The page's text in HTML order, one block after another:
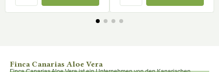
Finca Canarias Aloe Vera